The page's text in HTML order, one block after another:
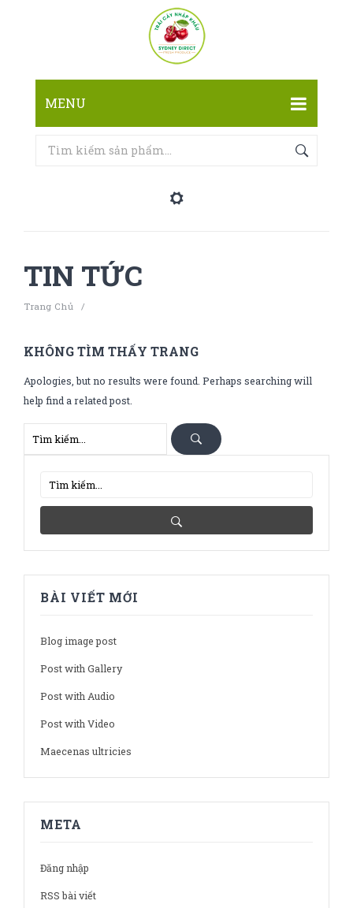
MENU
TRANG CHỦ
TIN TỨC
Trang Chủ /
KHÔNG TÌM THẤY TRANG
Apologies, but no results were found. Perhaps searching will
help find a related post.
BÀI VIẾT MỚI
Blog image post
Post with Gallery
Post with Audio
Post with Video
Maecenas ultricies
META
Đăng nhập
RSS bài viết